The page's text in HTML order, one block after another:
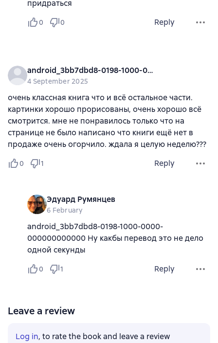
придраться
0 0 Reply
android_3bb7dbd8-0198-1000-0000-000000000000
4 September 2025
очень классная книга что и всё остальное части.
картинки хорошо прорисованы, очень хорошо всё
смотрится. мне не понравилось только что на
странице не было написано что книги ещё нет в
продаже очень огорчило. ждала я целую неделю???
0 1 Reply
Эдуард Румянцев
6 February
android_3bb7dbd8-0198-1000-0000-
000000000000 Ну какбы перевод это не дело
одной секунды
0 1 Reply
Leave a review
Log in, to rate the book and leave a review